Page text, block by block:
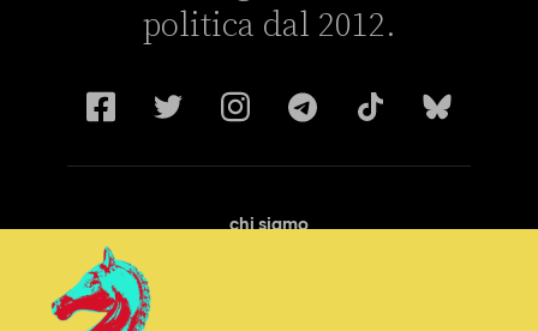
politica dal 2012.
chi siamo